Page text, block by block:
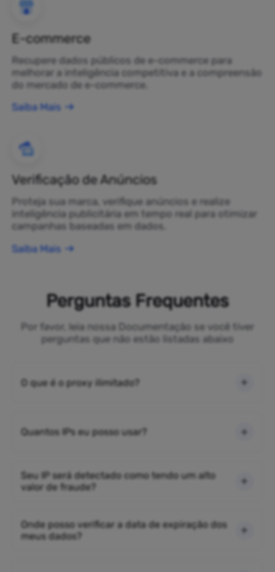
E-commerce
Recupere dados públicos de e-commerce para
melhorar a inteligência competitiva e a compreensão
do mercado de e-commerce.
Saiba Mais
Verificação de Anúncios
Proteja sua marca, verifique anúncios e realize
inteligência publicitária em tempo real para otimizar
campanhas baseadas em dados.
Saiba Mais
Perguntas Frequentes
Por favor, leia nossa Documentação se você tiver
perguntas que não estão listadas abaixo
O que é o proxy ilimitado?
Quantos IPs eu posso usar?
Seu IP será detectado como tendo um alto
valor de fraude?
Onde posso verificar a data de expiração dos
meus dados?